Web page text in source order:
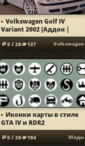
Volkswagen Golf IV
Variant 2002 [Аддон |
Тюнинг]
0 28 137 Volkswagen
Иконки карты в стиле
GTA IV и RDR2
0 38 194 Моды